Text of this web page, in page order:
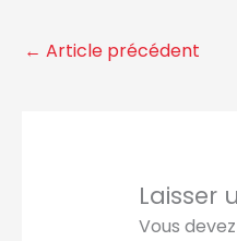
← Article précédent
Laisser
Vous devez